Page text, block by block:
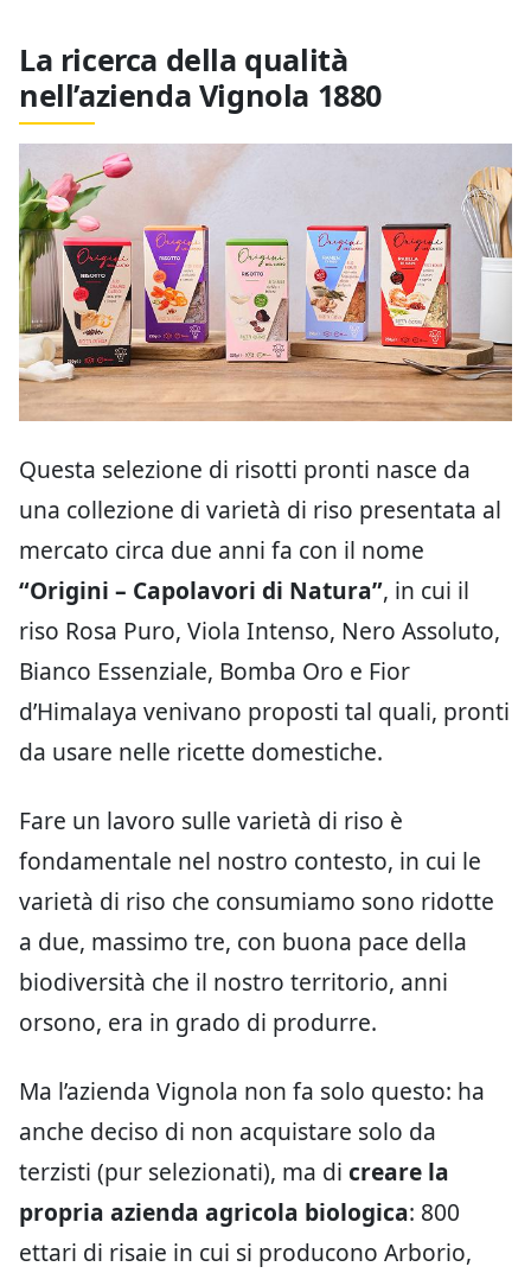
La ricerca della qualità
nell’azienda Vignola 1880
Questa selezione di risotti pronti nasce da
una collezione di varietà di riso presentata al
mercato circa due anni fa con il nome
“Origini – Capolavori di Natura”, in cui il
riso Rosa Puro, Viola Intenso, Nero Assoluto,
Bianco Essenziale, Bomba Oro e Fior
d’Himalaya venivano proposti tal quali, pronti
da usare nelle ricette domestiche.
Fare un lavoro sulle varietà di riso è
fondamentale nel nostro contesto, in cui le
varietà di riso che consumiamo sono ridotte
a due, massimo tre, con buona pace della
biodiversità che il nostro territorio, anni
orsono, era in grado di produrre.
Ma l’azienda Vignola non fa solo questo: ha
anche deciso di non acquistare solo da
terzisti (pur selezionati), ma di creare la
propria azienda agricola biologica: 800
ettari di risaie in cui si producono Arborio,